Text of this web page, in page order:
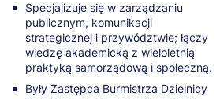
Specjalizuje się w zarządzaniu
publicznym, komunikacji
strategicznej i przywództwie; łączy
wiedzę akademicką z wieloletnią
praktyką samorządową i społeczną.
Były Zastępca Burmistrza Dzielnicy